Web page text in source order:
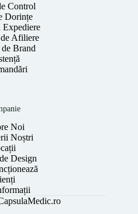
Control
Dorințe
Afiliere
de Brand
Noi
Noștri
Design